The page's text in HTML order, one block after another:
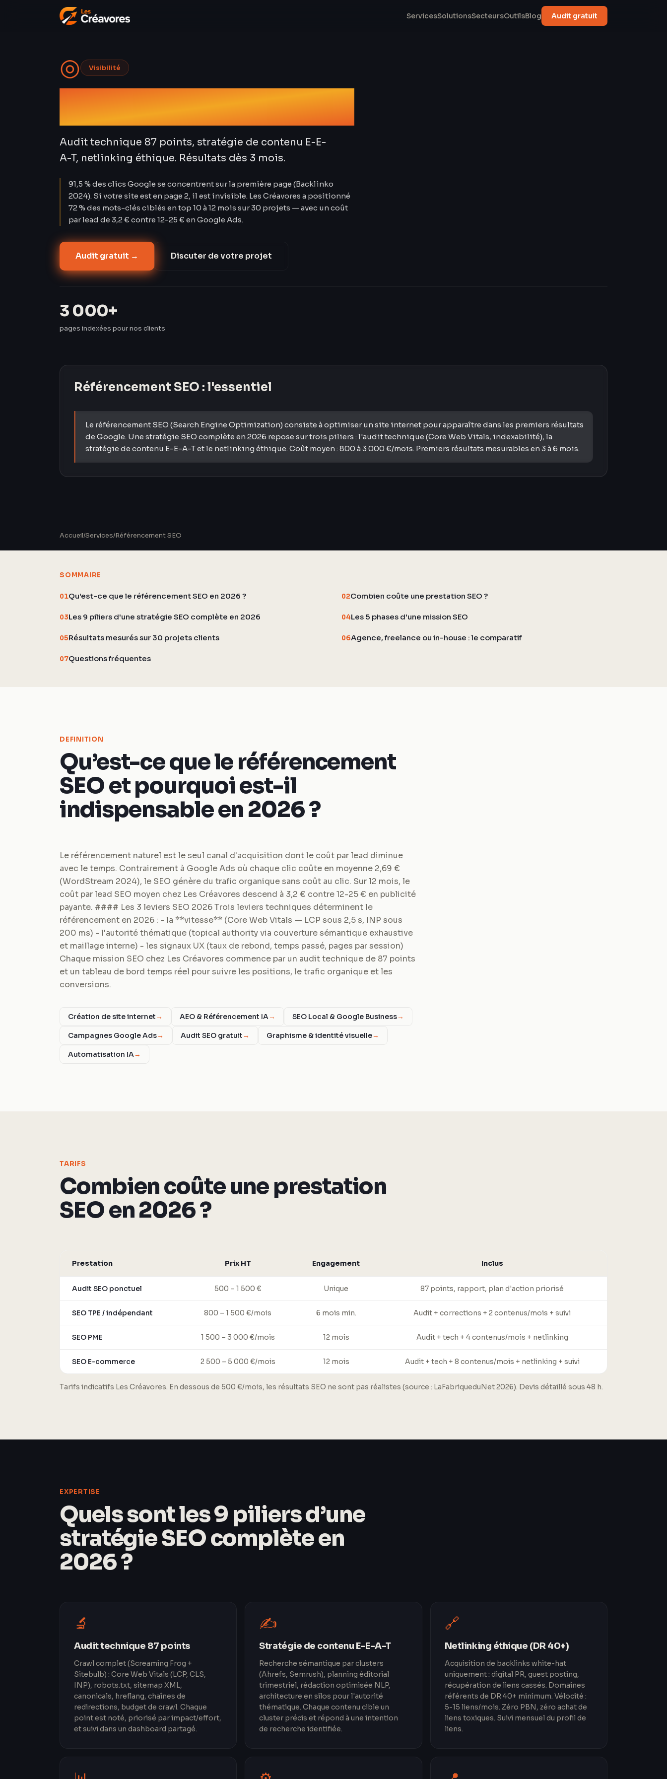
ServicesSolutionsSecteursOutilsBlog Audit gratuit
◎ Visibilité
Référencement SEO
Audit technique 87 points, stratégie de contenu E-E-
A-T, netlinking éthique. Résultats dès 3 mois.
91,5 % des clics Google se concentrent sur la première page (Backlinko
2024). Si votre site est en page 2, il est invisible. Les Créavores a positionné
72 % des mots-clés ciblés en top 10 à 12 mois sur 30 projets — avec un coût
par lead de 3,2 € contre 12-25 € en Google Ads.
Audit gratuit → Discuter de votre projet
3 000+
pages indexées pour nos clients
Référencement SEO : l'essentiel
Le référencement SEO (Search Engine Optimization) consiste à optimiser un site internet pour apparaître dans les premiers résultats
de Google. Une stratégie SEO complète en 2026 repose sur trois piliers : l'audit technique (Core Web Vitals, indexabilité), la
stratégie de contenu E-E-A-T et le netlinking éthique. Coût moyen : 800 à 3 000 €/mois. Premiers résultats mesurables en 3 à 6 mois.
Accueil/Services/Référencement SEO
SOMMAIRE
01Qu'est-ce que le référencement SEO en 2026 ? 02Combien coûte une prestation SEO ?
03Les 9 piliers d'une stratégie SEO complète en 2026 04Les 5 phases d'une mission SEO
05Résultats mesurés sur 30 projets clients 06Agence, freelance ou in-house : le comparatif
07Questions fréquentes
DEFINITION
Qu’est-ce que le référencement
SEO et pourquoi est-il
indispensable en 2026 ?
Le référencement naturel est le seul canal d'acquisition dont le coût par lead diminue
avec le temps. Contrairement à Google Ads où chaque clic coûte en moyenne 2,69 €
(WordStream 2024), le SEO génère du trafic organique sans coût au clic. Sur 12 mois, le
coût par lead SEO moyen chez Les Créavores descend à 3,2 € contre 12-25 € en publicité
payante. #### Les 3 leviers SEO 2026 Trois leviers techniques déterminent le
référencement en 2026 : - la **vitesse** (Core Web Vitals — LCP sous 2,5 s, INP sous
200 ms) - l'autorité thématique (topical authority via couverture sémantique exhaustive
et maillage interne) - les signaux UX (taux de rebond, temps passé, pages par session)
Chaque mission SEO chez Les Créavores commence par un audit technique de 87 points
et un tableau de bord temps réel pour suivre les positions, le trafic organique et les
conversions.
Création de site internet→ AEO & Référencement IA→ SEO Local & Google Business→
Campagnes Google Ads→ Audit SEO gratuit→ Graphisme & identité visuelle→
Automatisation IA→
TARIFS
Combien coûte une prestation
SEO en 2026 ?
Prestation Prix HT Engagement Inclus
Audit SEO ponctuel 500 – 1 500 € Unique 87 points, rapport, plan d'action priorisé
SEO TPE / indépendant 800 – 1 500 €/mois 6 mois min. Audit + corrections + 2 contenus/mois + suivi
SEO PME 1 500 – 3 000 €/mois 12 mois Audit + tech + 4 contenus/mois + netlinking
SEO E-commerce 2 500 – 5 000 €/mois 12 mois Audit + tech + 8 contenus/mois + netlinking + suivi
Tarifs indicatifs Les Créavores. En dessous de 500 €/mois, les résultats SEO ne sont pas réalistes (source : LaFabriqueduNet 2026). Devis détaillé sous 48 h.
EXPERTISE
Quels sont les 9 piliers d’une
stratégie SEO complète en
2026 ?
🔬
Audit technique 87 points
Crawl complet (Screaming Frog +
Sitebulb) : Core Web Vitals (LCP, CLS,
INP), robots.txt, sitemap XML,
canonicals, hreflang, chaînes de
redirections, budget de crawl. Chaque
point est noté, priorisé par impact/effort,
et suivi dans un dashboard partagé.
✍️
Stratégie de contenu E-E-A-T
Recherche sémantique par clusters
(Ahrefs, Semrush), planning éditorial
trimestriel, rédaction optimisée NLP,
architecture en silos pour l'autorité
thématique. Chaque contenu cible un
cluster précis et répond à une intention
de recherche identifiée.
🔗
Netlinking éthique (DR 40+)
Acquisition de backlinks white-hat
uniquement : digital PR, guest posting,
récupération de liens cassés. Domaines
référents de DR 40+ minimum. Vélocité :
5-15 liens/mois. Zéro PBN, zéro achat de
liens toxiques. Suivi mensuel du profil de
liens.